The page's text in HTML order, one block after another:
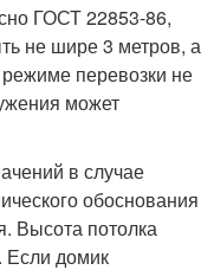
ГОСТ 22853-86,
не шире 3 метров, а
перевозки не
может
в случае
обоснования
Высота потолка
Если домик